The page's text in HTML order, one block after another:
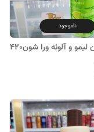
ناموجود
شامپو بدن لیمو و آلوئه ورا شون420